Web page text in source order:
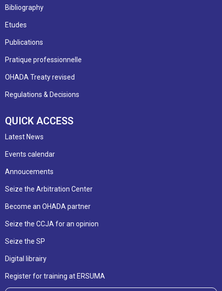
Bibliography
Etudes
Publications
Pratique professionnelle
OHADA Treaty revised
Regulations & Decisions
QUICK ACCESS
Latest News
Events calendar
Annoucements
Seize the Arbitration Center
Become an OHADA partner
Seize the CCJA for an opinion
Seize the SP
Digital librairy
Register for training at ERSUMA